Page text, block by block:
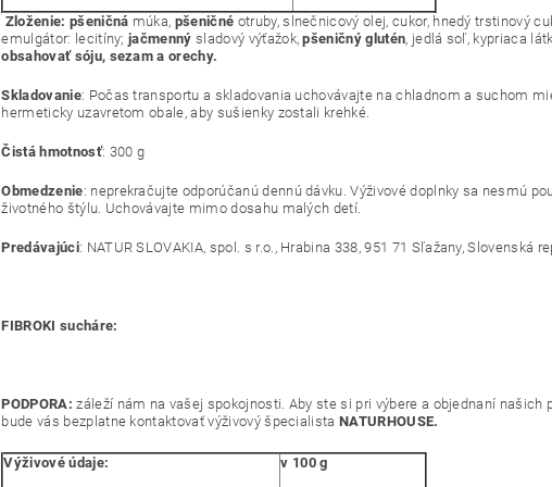
Zloženie: pšeničná múka, pšeničné otruby, slnečnicový olej, cukor, hnedý trstinový
emulgátor: lecitíny;jačmenný sladový výťažok,pšeničný glutén, jedlá soľ, kypriaca
obsahovať sóju, sezam a orechy.
Skladovanie: Počas transportu a skladovania uchovávajte na chladnom a suchom
hermeticky uzavretom obale, aby sušienky zostali krehké.
Čistá hmotnosť: 300 g
Obmedzenie: neprekračujte odporúčanú dennú dávku. Výživové doplnky sa nesmú
životného štýlu. Uchovávajte mimo dosahu malých detí.
Predávajúci: NATUR SLOVAKIA, spol. s r.o., Hrabina 338, 951 71 Sľažany, Slovenská
FIBROKI sucháre:
PODPORA: záleží nám na vašej spokojnosti. Aby ste si pri výbere a objednaní
bude vás bezplatne kontaktovať výživový špecialistaNATURHOUSE.
Výživové údaje: v 100 g